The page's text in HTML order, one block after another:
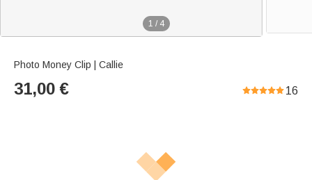
1 / 4
Photo Money Clip | Callie
31,00 € 16